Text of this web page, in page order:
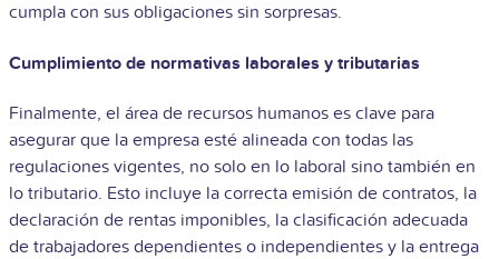
cumpla con sus obligaciones sin sorpresas.
Cumplimiento de normativas laborales y tributarias
Finalmente, el área de recursos humanos es clave para
asegurar que la empresa esté alineada con todas las
regulaciones vigentes, no solo en lo laboral sino también en
lo tributario. Esto incluye la correcta emisión de contratos, la
declaración de rentas imponibles, la clasificación adecuada
de trabajadores dependientes o independientes y la entrega